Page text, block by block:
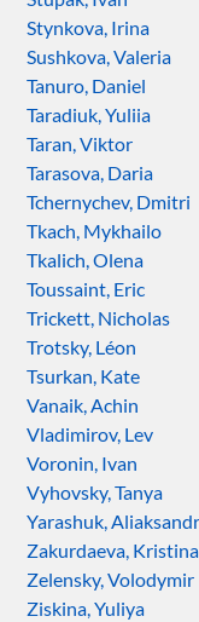
Stynkova, Irina
Sushkova, Valeria
Tanuro, Daniel
Taradiuk, Yuliia
Taran, Viktor
Tarasova, Daria
Tchernychev, Dmitri
Tkach, Mykhailo
Tkalich, Olena
Toussaint, Eric
Trickett, Nicholas
Trotsky, Léon
Tsurkan, Kate
Vanaik, Achin
Vladimirov, Lev
Voronin, Ivan
Vyhovsky, Tanya
Yarashuk, Aliaksandr
Zakurdaeva, Kristina
Zelensky, Volodymir
Ziskina, Yuliya